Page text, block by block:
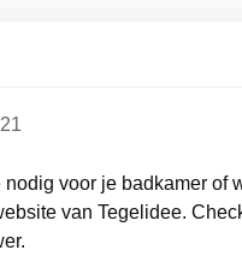
nodig voor je badkamer of
van Tegelidee.